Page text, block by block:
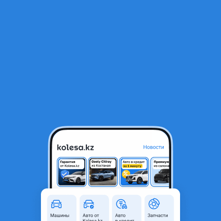
Крыло переднее левое правое BMW 3 E46 Купе Рест Кабрио 03-07г
35 000 ₸